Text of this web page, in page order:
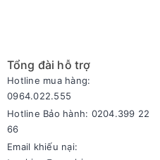
Tổng đài hỗ trợ
Hotline mua hàng:
0964.022.555
Hotline Bảo hành: 0204.399 22
66
Email khiếu nại: